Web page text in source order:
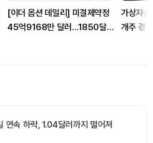
[이더 옵션 데일리] 미결제약정
45억9168만 달러…1850달
가상자
개주 경
연속 하락, 1.04달러까지 떨어져